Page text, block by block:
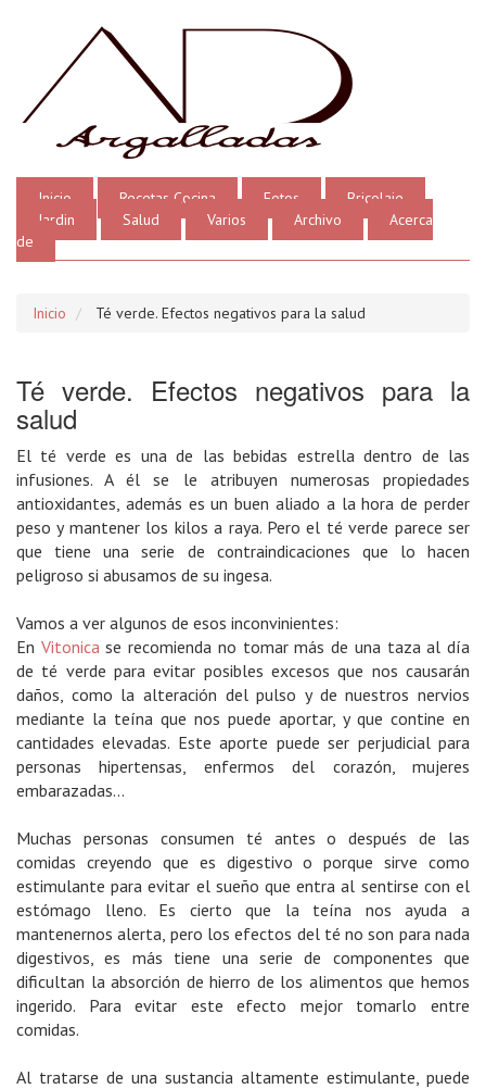
Inicio Recetas Cocina Fotos
Bricolaje
Jardin
Salud Varios Archivo
Acerca
de
Inicio Té verde. Efectos negativos para la salud
Té verde. Efectos negativos para la
salud
El té verde es una de las bebidas estrella dentro de las
infusiones. A él se le atribuyen numerosas propiedades
antioxidantes, además es un buen aliado a la hora de perder
peso y mantener los kilos a raya. Pero el té verde parece ser
que tiene una serie de contraindicaciones que lo hacen
peligroso si abusamos de su ingesa.
Vamos a ver algunos de esos inconvinientes:
En Vitonicase recomienda no tomar más de una taza al día
de té verde para evitar posibles excesos que nos causarán
daños, como la alteración del pulso y de nuestros nervios
mediante la teína que nos puede aportar, y que contine en
cantidades elevadas. Este aporte puede ser perjudicial para
personas hipertensas, enfermos del corazón, mujeres
embarazadas...
Muchas personas consumen té antes o después de las
comidas creyendo que es digestivo o porque sirve como
estimulante para evitar el sueño que entra al sentirse con el
estómago lleno. Es cierto que la teína nos ayuda a
mantenernos alerta, pero los efectos del té no son para nada
digestivos, es más tiene una serie de componentes que
dificultan la absorción de hierro de los alimentos que hemos
ingerido. Para evitar este efecto mejor tomarlo entre
comidas.
Al tratarse de una sustancia altamente estimulante, puede